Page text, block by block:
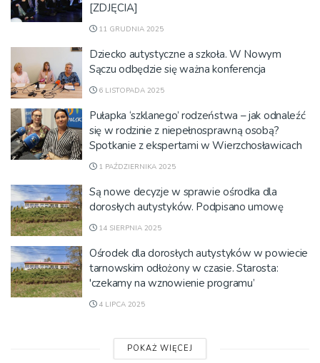
[ZDJĘCIA]
11 GRUDNIA 2025
Dziecko autystyczne a szkoła. W Nowym
Sączu odbędzie się ważna konferencja
6 LISTOPADA 2025
Pułapka ‘szklanego’ rodzeństwa – jak odnaleźć
się w rodzinie z niepełnosprawną osobą?
Spotkanie z ekspertami w Wierzchosławicach
1 PAŹDZIERNIKA 2025
Są nowe decyzje w sprawie ośrodka dla
dorosłych autystyków. Podpisano umowę
14 SIERPNIA 2025
Ośrodek dla dorosłych autystyków w powiecie
tarnowskim odłożony w czasie. Starosta:
'czekamy na wznowienie programu’
4 LIPCA 2025
POKAŻ WIĘCEJ